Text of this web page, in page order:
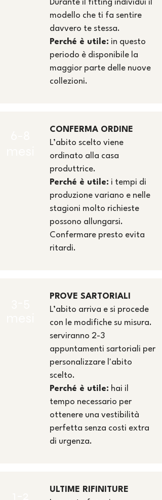
Durante il fitting individui il
modello che ti fa sentire
davvero te stessa.
Perché è utile: in questo
periodo è disponibile la
maggior parte delle nuove
collezioni.
CONFERMA ORDINE
L’abito scelto viene
ordinato alla casa
produttrice.
Perché è utile: i tempi di
produzione variano e nelle
stagioni molto richieste
possono allungarsi.
Confermare presto evita
ritardi.
PROVE SARTORIALI
L’abito arriva e si procede
con le modifiche su misura.
serviranno 2-3
appuntamenti sartoriali per
personalizzare l'abito
scelto.
Perché è utile: hai il
tempo necessario per
ottenere una vestibilità
perfetta senza costi extra
di urgenza.
ULTIME RIFINITURE